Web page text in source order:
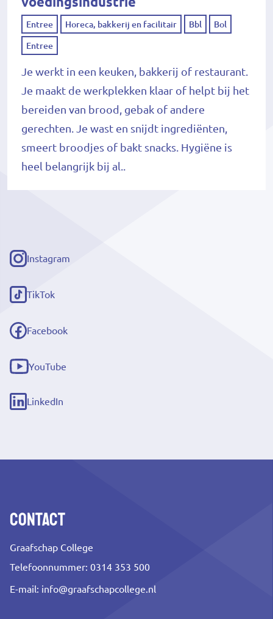
Entree Horeca, bakkerij en facilitair Bbl Bol
Entree
Je werkt in een keuken, bakkerij of restaurant.
Je maakt de werkplekken klaar of helpt bij het
bereiden van brood, gebak of andere
gerechten. Je wast en snijdt ingrediënten,
smeert broodjes of bakt snacks. Hygiëne is
heel belangrijk bij al..
Instagram
(externe
link)
TikTok
(externe
link)
Facebook
(externe
link)
YouTube
(externe
link)
LinkedIn
(externe
Contact
Graafschap College
Telefoonnummer: 0314 353 500
E-mail: info@graafschapcollege.nl